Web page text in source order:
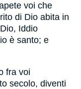
voi che
di Dio abita in
Iddio
è santo; e
fra voi
secolo, diventi